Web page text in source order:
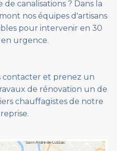
canalisations ? Dans la
nos équipes d'artisans
pour intervenir en 30
urgence.
contacter et prenez un
de rénovation un de
chauffagistes de notre